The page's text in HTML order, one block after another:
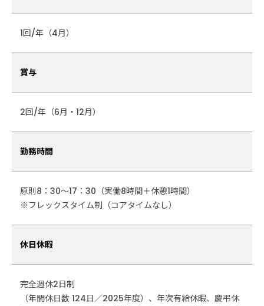
1回/年（4月）
賞与
2回/年（6月・12月）
勤務時間
原則8：30～17：30（実働8時間＋休憩1時間）
※フレックスタイム制（コアタイムなし）
休日休暇
完全週休2日制
（年間休日数 124日／2025年度）、年次有給休暇、慶弔休